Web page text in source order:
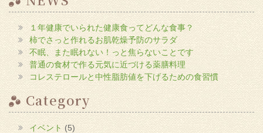
く
だ
さ
い
(新
し
い
ウ
ィ
ン
ド
ウ
で
開
き
ま
す)
１年健康でいられた健康食ってどんな食事？
柿でさっと作れるお肌乾燥予防のサラダ
不眠、また眠れない！っと焦らないことです
普通の食材で作る元気に近づける薬膳料理
コレステロールと中性脂肪値を下げるための食習慣
Category
イベント (5)